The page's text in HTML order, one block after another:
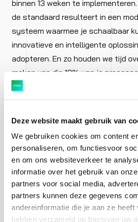
Deze website maakt gebruik van
We gebruiken cookies om content
personaliseren, om functiesvoor
en om ons websiteverkeer te
informatie over het gebruik van
partners voor social media,
partners kunnen deze gegevens
andereinformatie die je aan ze
hebben verzameld op basisvan uw
binnen 13 weken te
de standaard resulteert in een
systeem waarmee je schaalbaar
innovatieve en intelligente
adopteren. En zo houden we tijd
maken van die 10% van je
organisatie onderscheidt van de
Lees alles over de
S/4HANA projecten